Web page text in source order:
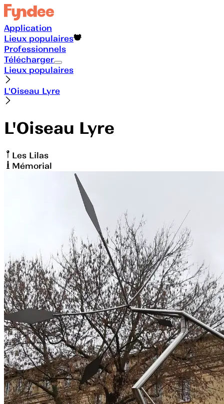
Application
Lieux populaires
Professionnels
Télécharger
Lieux populaires
L'Oiseau Lyre
L'Oiseau Lyre
Les Lilas
Mémorial